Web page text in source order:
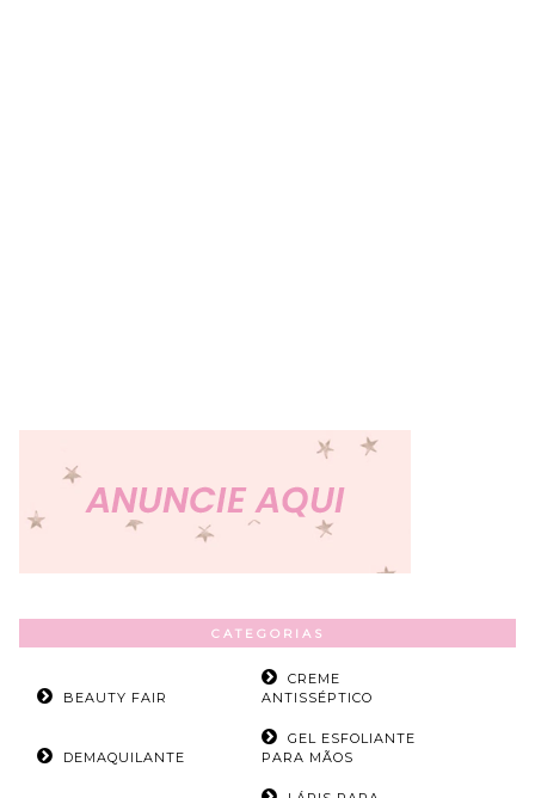
CATEGORIAS
BEAUTY FAIR
CREME
ANTISSÉPTICO
DEMAQUILANTE
GEL ESFOLIANTE
PARA MÃOS